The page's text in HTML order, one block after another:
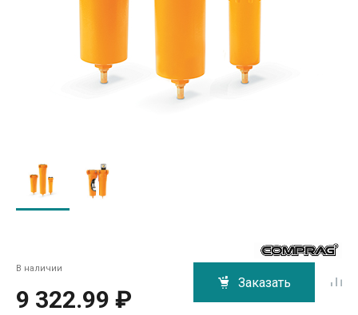
В наличии
9 322.99 ₽
Заказать